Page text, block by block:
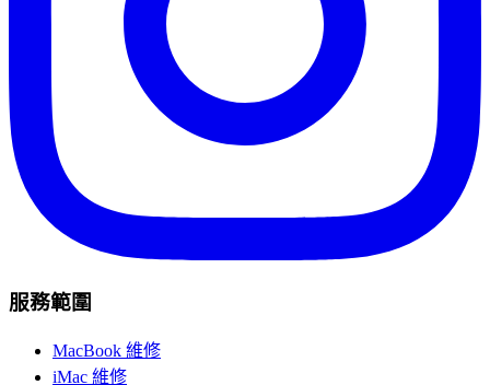
服務範圍
MacBook 維修
iMac 維修